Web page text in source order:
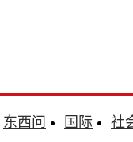
东西问 国际
社